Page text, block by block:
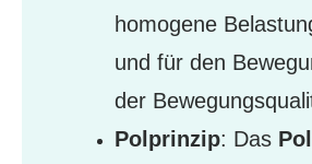
homogene
und für den
der
Polprinzip: Das